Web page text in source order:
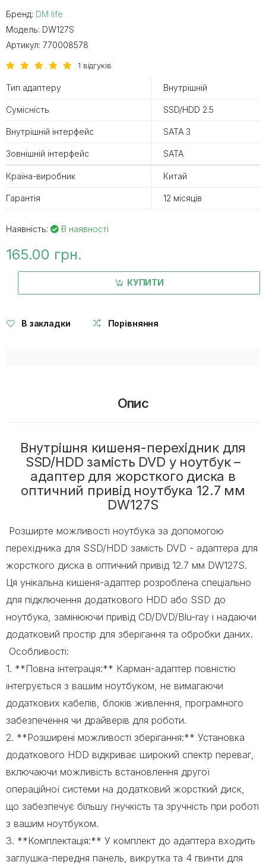
Бренд: DM life
Модель: DW127S
Артикул: 770008578
1 відгуків
Тип адаптеру Внутрішній
Сумісність SSD/HDD 2.5
Внутрішній інтерфейс SATA 3
Зовнішній інтерфейс SATA
Країна-виробник Китай
Гарантія 12 місяців
Наявність: В наявності
165.00 грн.
КУПИТИ
В закладки Порівняння
Опис
Внутрішня кишеня-перехідник для
SSD/HDD замість DVD у ноутбук –
адаптер для жорсткого диска в
оптичний привід ноутбука 12.7 мм
DW127S
Розширте можливості ноутбука за допомогою
перехідника для SSD/HDD замість DVD - адаптера для
жорсткого диска в оптичний привід 12.7 мм DW127S.
Ця унікальна кишеня-адаптер розроблена спеціально
для підключення додаткового HDD або SSD до
ноутбука, замінюючи привід CD/DVD/Blu-ray і надаючи
додатковий простір для зберігання та обробки даних.
Особливості:
1. **Повна інтеграція:** Карман-адаптер повністю
інтегрується з вашим ноутбуком, не вимагаючи
додаткових кабелів, блоків живлення, програмного
забезпечення чи драйверів для роботи.
2. **Розширені можливості зберігання:** Установка
додаткового HDD відкриває широкий спектр переваг,
включаючи можливість встановлення другої
операційної системи на додатковий жорсткий диск,
що забезпечує більшу гнучкість та зручність при роботі
з вашим ноутбуком.
3. **Комплектація:** У комплект до адаптера входить
заглушка-передня панель, викрутка та 4 гвинти для